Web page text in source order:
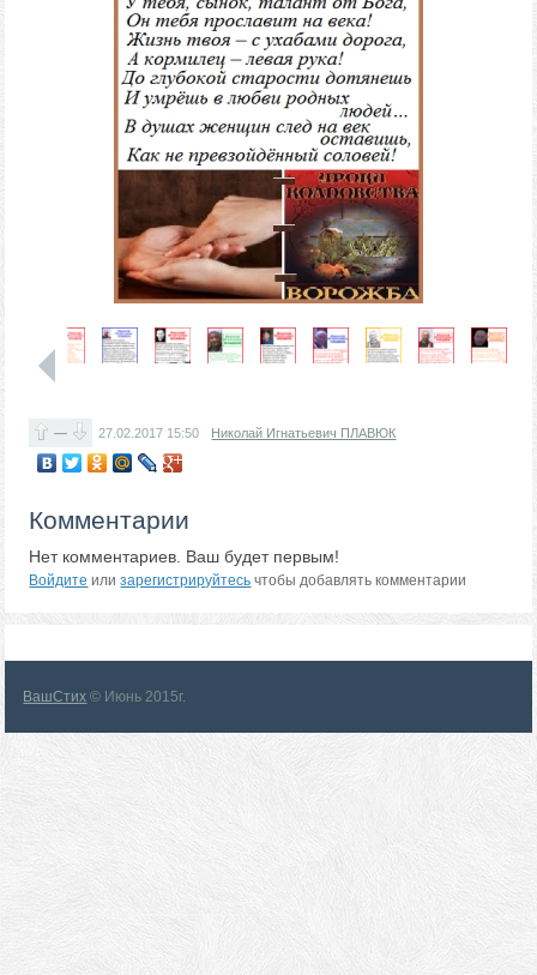
— 27.02.2017 15:50 Николай Игнатьевич ПЛАВЮК
Комментарии
Нет комментариев. Ваш будет первым!
Войдите илизарегистрируйтесь чтобы добавлять комментарии
ВашСтих © Июнь 2015г.